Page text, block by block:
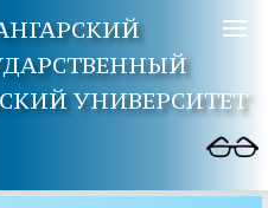
УНИВЕРСИТЕТ